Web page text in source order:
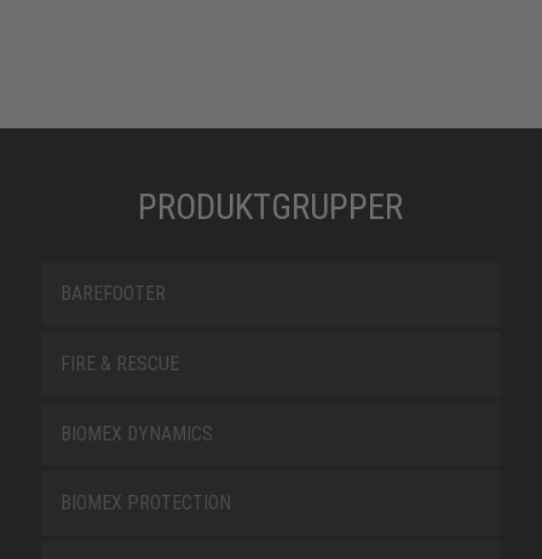
PRODUKTGRUPPER
BAREFOOTER
FIRE & RESCUE
BIOMEX DYNAMICS
BIOMEX PROTECTION